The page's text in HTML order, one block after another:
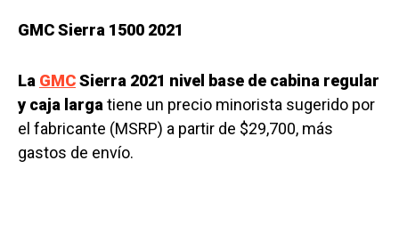
GMC Sierra 1500 2021
La GMCSierra 2021 nivel base de cabina regular
y caja larga tiene un precio minorista sugerido por
el fabricante (MSRP) a partir de $29,700, más
gastos de envío.